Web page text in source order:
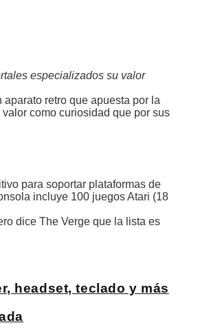
especializados su valor
aparato retro que apuesta por la
como curiosidad que por sus
para soportar plataformas de
incluye 100 juegos Atari (18
dice The Verge que la lista es
headset, teclado y más